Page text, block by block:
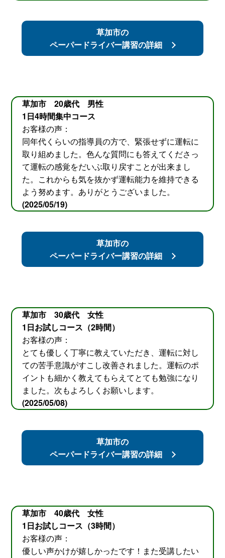
草加市の
ペーパードライバー講習の詳細
草加市 20歳代 男性
1日4時間集中コース
お客様の声：
同年代くらいの指導員の方で、緊張せずに運転に
取り組めました。色んな質問にも答えてくださっ
て運転の感覚をだいぶ取り戻すことが出来まし
た。これからも気を抜かず運転能力を維持できる
よう努めます。ありがとうございました。
(2025/05/19)
草加市の
ペーパードライバー講習の詳細
草加市 30歳代 女性
1日お試しコース（2時間）
お客様の声：
とても優しく丁寧に教えていただき、運転に対し
ての苦手意識がすこし改善されました。運転のポ
イントも細かく教えてもらえてとても勉強になり
ました。次もよろしくお願いします。
(2025/05/08)
草加市の
ペーパードライバー講習の詳細
草加市 40歳代 女性
1日お試しコース（3時間）
お客様の声：
優しい声かけが嬉しかったです！また受講したい